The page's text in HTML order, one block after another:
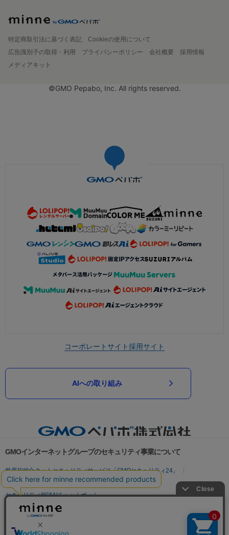
特定商取引法に基づく表記
Cookieの使用について
広告識別子の取得・利用
プライバシーポリシー 会社概要
採用情報
メディアキット
©GMO Pepabo, Inc. All rights reserved.
コーポレートサイト採用サイト
AIへの取り組み
GMOインターネットグループのセキュリティ事業について
世界初総合ネットセキュリティサービス「GMOセキュリティ24」
パスワード漏洩診断
Webサイトリスク診断
セキュリティ相談AIチャットボット
実在証明・盗聴対策
サイバー攻撃対策（GMO Flatt Security）